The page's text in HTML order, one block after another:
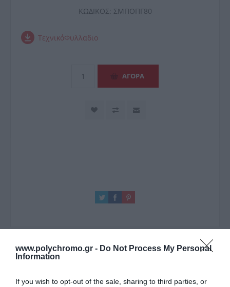
www.polychromo.gr - Do Not Process My Personal
Information
If you wish to opt-out of the sale, sharing to third parties, or
ΚΩΔΙΚΟΣ: ΣΜΠΟΠΓ80
ΤεχνικόΦυλλαδιο